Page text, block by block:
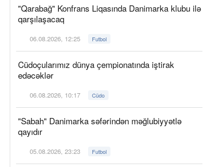
"Qarabağ" Konfrans Liqasında Danimarka klubu ilə
qarşılaşacaq
06.08.2026, 12:25 Futbol
Cüdoçularımız dünya çempionatında iştirak
edəcəklər
06.08.2026, 10:17 Cüdo
"Sabah" Danimarka səfərindən məğlubiyyətlə
qayıdır
05.08.2026, 23:23 Futbol